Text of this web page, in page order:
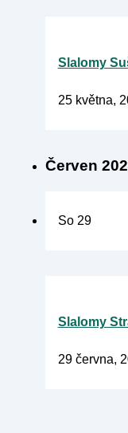
Slalomy
25 května,
Červen
So 29
Slalomy
29 června,